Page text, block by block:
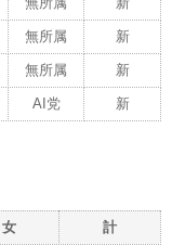
無所属 新
無所属 新
AI党 新
女 計